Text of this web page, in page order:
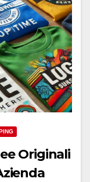
Originali